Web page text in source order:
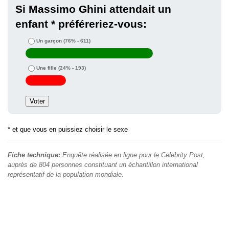
Si Massimo Ghini attendait un
enfant * préféreriez-vous:
Un garçon (76% - 611)
Une fille (24% - 193)
* et que vous en puissiez choisir le sexe
Fiche technique: Enquête réalisée en ligne pour le Celebrity Post,
auprès de 804 personnes constituant un échantillon international
représentatif de la population mondiale.